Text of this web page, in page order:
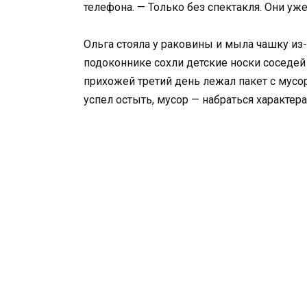
телефона. — Только без спектакля. Они
Ольга стояла у раковины и мыла чашку
подоконнике сохли детские носки
прихожей третий день лежал пакет с
успел остыть, мусор — набраться